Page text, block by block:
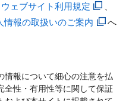
ウェブサイト利用規定
情報の取扱いのご案内
へ
情報について細心の注意を払
全性・有用性等に関して保証